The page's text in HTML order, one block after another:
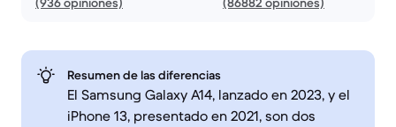
Resumen de las diferencias
El Samsung Galaxy A14, lanzado en 2023, y el
iPhone 13, presentado en 2021, son dos